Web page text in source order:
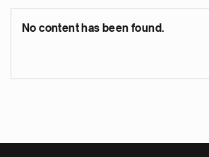
No content has been found.